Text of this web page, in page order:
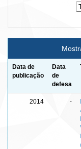
Data de
publicação
Data
de
defesa
2014 -